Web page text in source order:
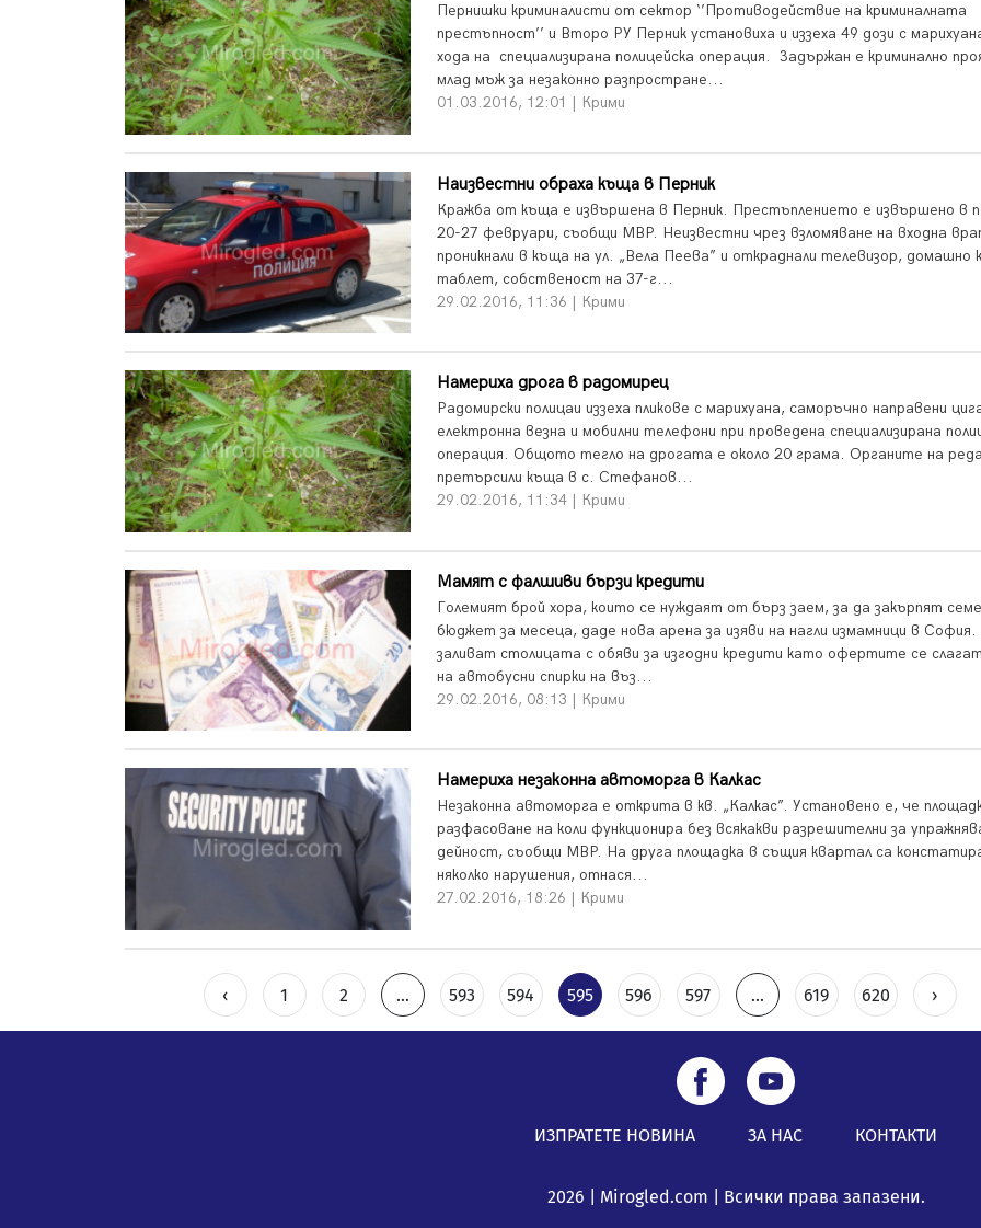
Пернишки криминалисти от сектор ‘’Противодействие на криминалната
престъпност’’ и Второ РУ Перник установиха и иззеха 49 дози с
хода на специализирана полицейска операция. Задържан е криминално
млад мъж за незаконно разпростране...
01.03.2016, 12:01 | Крими
Наизвестни обраха къща в Перник
Кражба от къща е извършена в Перник. Престъплението е извършено в
20-27 февруари, съобщи МВР. Неизвестни чрез взломяване на входна
проникнали в къща на ул. „Вела Пеева” и откраднали телевизор, домашно
таблет, собственост на 37-г...
29.02.2016, 11:36 | Крими
Намериха дрога в радомирец
Радомирски полицаи иззеха пликове с марихуана, саморъчно направени
електронна везна и мобилни телефони при проведена специализирана
операция. Общото тегло на дрогата е около 20 грама. Органите на реда
претърсили къща в с. Стефанов...
29.02.2016, 11:34 | Крими
Мамят с фалшиви бързи кредити
Големият брой хора, които се нуждаят от бърз заем, за да закърпят
бюджет за месеца, даде нова арена за изяви на нагли измамници в София.
заливат столицата с обяви за изгодни кредити като офертите се
на автобусни спирки на въз...
29.02.2016, 08:13 | Крими
Намериха незаконна автоморга в Калкас
Незаконна автоморга е открита в кв. „Калкас”. Установено е, че
разфасоване на коли функционира без всякакви разрешителни за
дейност, съобщи МВР. На друга площадка в същия квартал са
няколко нарушения, отнася...
27.02.2016, 18:26 | Крими
‹ 1 2 ... 593 594 595 596 597 ... 619 620 ›
ИЗПРАТЕТЕ НОВИНА ЗА НАС КОНТАКТИ
2026 | Mirogled.com | Всички права запазени.